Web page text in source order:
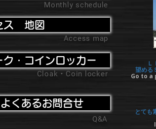
Monthly schedule
ス 地図
Access map
・コインロッカー
Cloak・Coin locker
くあるお問合せ
Q&A
Ｌ
望める
Go to a
とても